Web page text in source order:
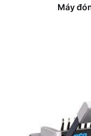
Máy